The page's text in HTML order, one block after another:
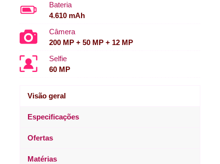
Bateria
4.610 mAh
Câmera
200 MP + 50 MP + 12 MP
Selfie
60 MP
Visão geral
Especificações
Ofertas
Matérias